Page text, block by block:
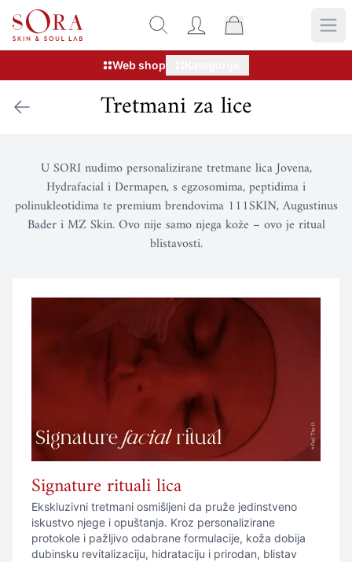
Web shop
Tretmani za lice
U SORI nudimo personalizirane tretmane lica Jovena,
Hydrafacial i Dermapen, s egzosomima, peptidima i
polinukleotidima te premium brendovima 111SKIN, Augustinus
Bader i MZ Skin. Ovo nije samo njega kože – ovo je ritual
blistavosti.
Signature rituali lica
Ekskluzivni tretmani osmišljeni da pruže jedinstveno
iskustvo njege i opuštanja. Kroz personalizirane
protokole i pažljivo odabrane formulacije, koža dobija
dubinsku revitalizaciju, hidrataciju i prirodan, blistav